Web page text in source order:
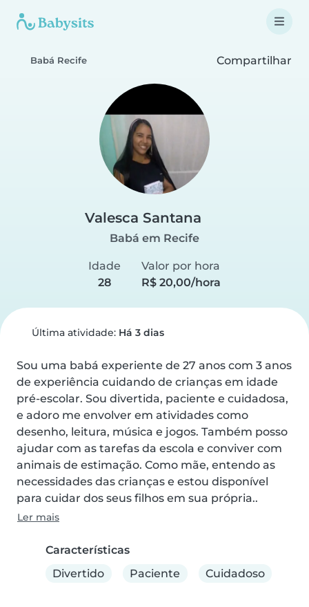
Babá Recife Compartilhar
Valesca Santana
Babá em Recife
Idade
28
Valor por hora
R$ 20,00/hora
Última atividade: Há 3 dias
Sou uma babá experiente de 27 anos com 3 anos
de experiência cuidando de crianças em idade
pré-escolar. Sou divertida, paciente e cuidadosa,
e adoro me envolver em atividades como
desenho, leitura, música e jogos. Também posso
ajudar com as tarefas da escola e conviver com
animais de estimação. Como mãe, entendo as
necessidades das crianças e estou disponível
para cuidar dos seus filhos em sua própria..
Ler mais
Características
Divertido
Paciente Cuidadoso